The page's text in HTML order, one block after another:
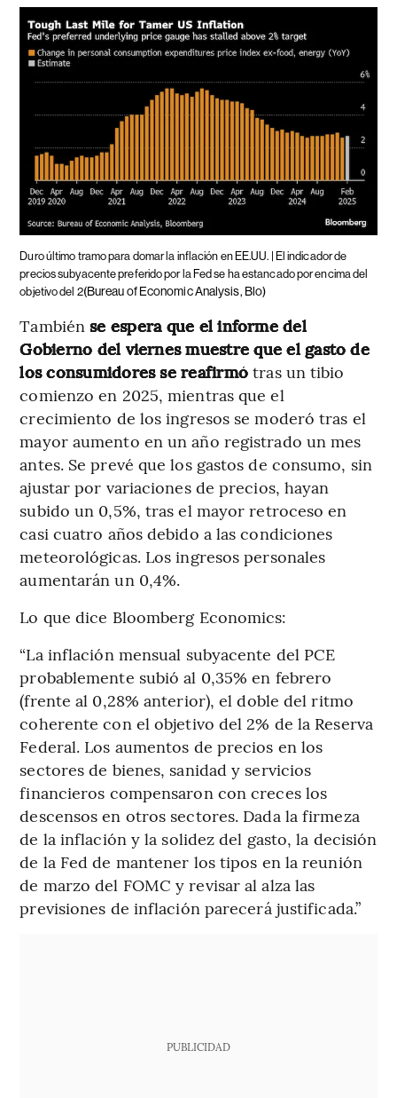
Duro último tramo para domar la inflación en EE.UU. | El indicador de
precios subyacente preferido por la Fed se ha estancado por encima del
objetivo del 2(Bureau of Economic Analysis, Blo)
Tambiénse espera que el informe del
Gobierno del viernes muestre que el gasto de
los consumidores se reafirmó tras un tibio
comienzo en 2025, mientras que el
crecimiento de los ingresos se moderó tras el
mayor aumento en un año registrado un mes
antes. Se prevé que los gastos de consumo, sin
ajustar por variaciones de precios, hayan
subido un 0,5%, tras el mayor retroceso en
casi cuatro años debido a las condiciones
meteorológicas. Los ingresos personales
aumentarán un 0,4%.
Lo que dice Bloomberg Economics:
“La inflación mensual subyacente del PCE
probablemente subió al 0,35% en febrero
(frente al 0,28% anterior), el doble del ritmo
coherente con el objetivo del 2% de la Reserva
Federal. Los aumentos de precios en los
sectores de bienes, sanidad y servicios
financieros compensaron con creces los
descensos en otros sectores. Dada la firmeza
de la inflación y la solidez del gasto, la decisión
de la Fed de mantener los tipos en la reunión
de marzo del FOMC y revisar al alza las
previsiones de inflación parecerá justificada.”
PUBLICIDAD